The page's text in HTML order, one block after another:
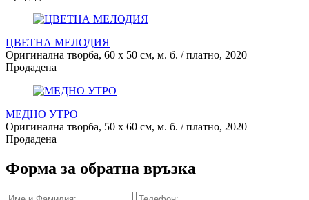
ЦВЕТНА МЕЛОДИЯ
Оригинална творба, 60 х 50 см, м. б. / платно, 2020
Продадена
МЕДНО УТРО
Оригинална творба, 50 х 60 см, м. б. / платно, 2020
Продадена
Форма за обратна връзка